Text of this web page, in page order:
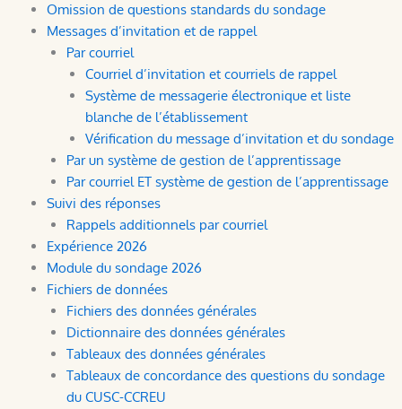
Omission de questions standards du sondage
Messages d’invitation et de rappel
Par courriel
Courriel d’invitation et courriels de rappel
Système de messagerie électronique et liste
blanche de l’établissement
Vérification du message d’invitation et du sondage
Par un système de gestion de l’apprentissage
Par courriel ET système de gestion de l’apprentissage
Suivi des réponses
Rappels additionnels par courriel
Expérience 2026
Module du sondage 2026
Fichiers de données
Fichiers des données générales
Dictionnaire des données générales
Tableaux des données générales
Tableaux de concordance des questions du sondage
du CUSC-CCREU